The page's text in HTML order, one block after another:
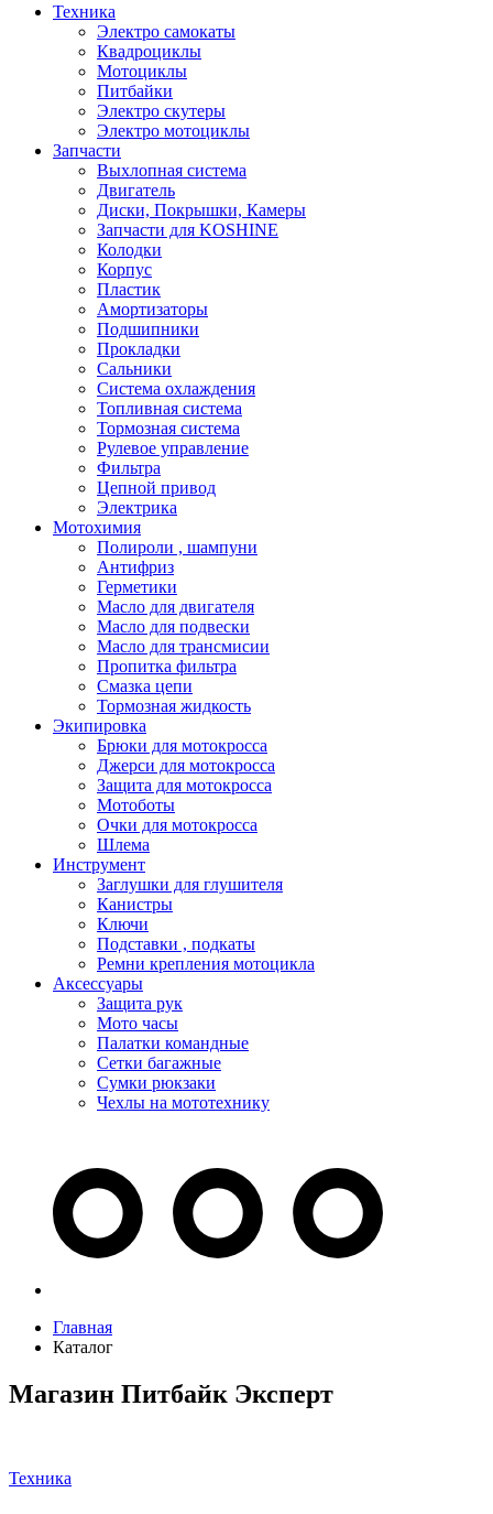
Техника
Электро самокаты
Квадроциклы
Мотоциклы
Питбайки
Электро скутеры
Электро мотоциклы
Запчасти
Выхлопная система
Двигатель
Диски, Покрышки, Камеры
Запчасти для KOSHINE
Колодки
Корпус
Пластик
Амортизаторы
Подшипники
Прокладки
Сальники
Система охлаждения
Топливная система
Тормозная система
Рулевое управление
Фильтра
Цепной привод
Электрика
Мотохимия
Полироли , шампуни
Антифриз
Герметики
Масло для двигателя
Масло для подвески
Масло для трансмисии
Пропитка фильтра
Смазка цепи
Тормозная жидкость
Экипировка
Брюки для мотокросса
Джерси для мотокросса
Защита для мотокросса
Мотоботы
Очки для мотокросса
Шлема
Инструмент
Заглушки для глушителя
Канистры
Ключи
Подставки , подкаты
Ремни крепления мотоцикла
Аксессуары
Защита рук
Мото часы
Палатки командные
Сетки багажные
Сумки рюкзаки
Чехлы на мототехнику
Главная
Каталог
Магазин Питбайк Эксперт
Техника